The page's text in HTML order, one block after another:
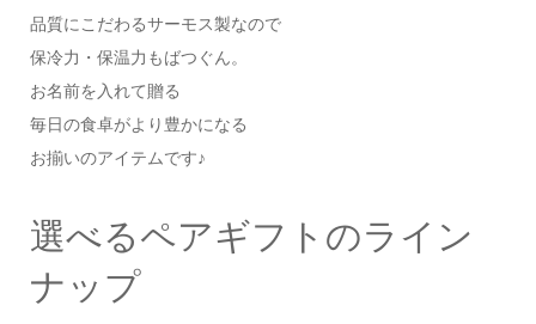
品質にこだわるサーモス製なので
保冷力・保温力もばつぐん。
お名前を入れて贈る
毎日の食卓がより豊かになる
お揃いのアイテムです♪
選べるペアギフトのライン
ナップ